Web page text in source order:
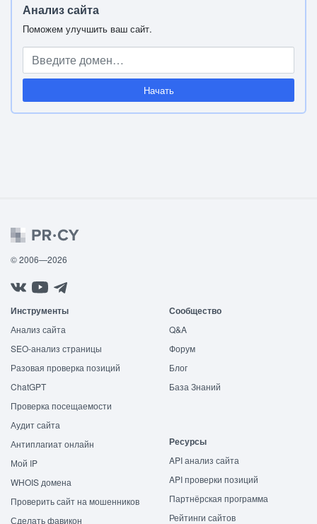
Анализ сайта
Поможем улучшить ваш сайт.
Начать
© 2006—2026
Инструменты
Анализ сайта
SEO-анализ страницы
Разовая проверка позиций
ChatGPT
Проверка посещаемости
Аудит сайта
Антиплагиат онлайн
Мой IP
WHOIS домена
Проверить сайт на мошенников
Сделать фавикон
Сообщество
Q&A
Форум
Блог
База Знаний
Ресурсы
API анализ сайта
API проверки позиций
Партнёрская программа
Рейтинги сайтов